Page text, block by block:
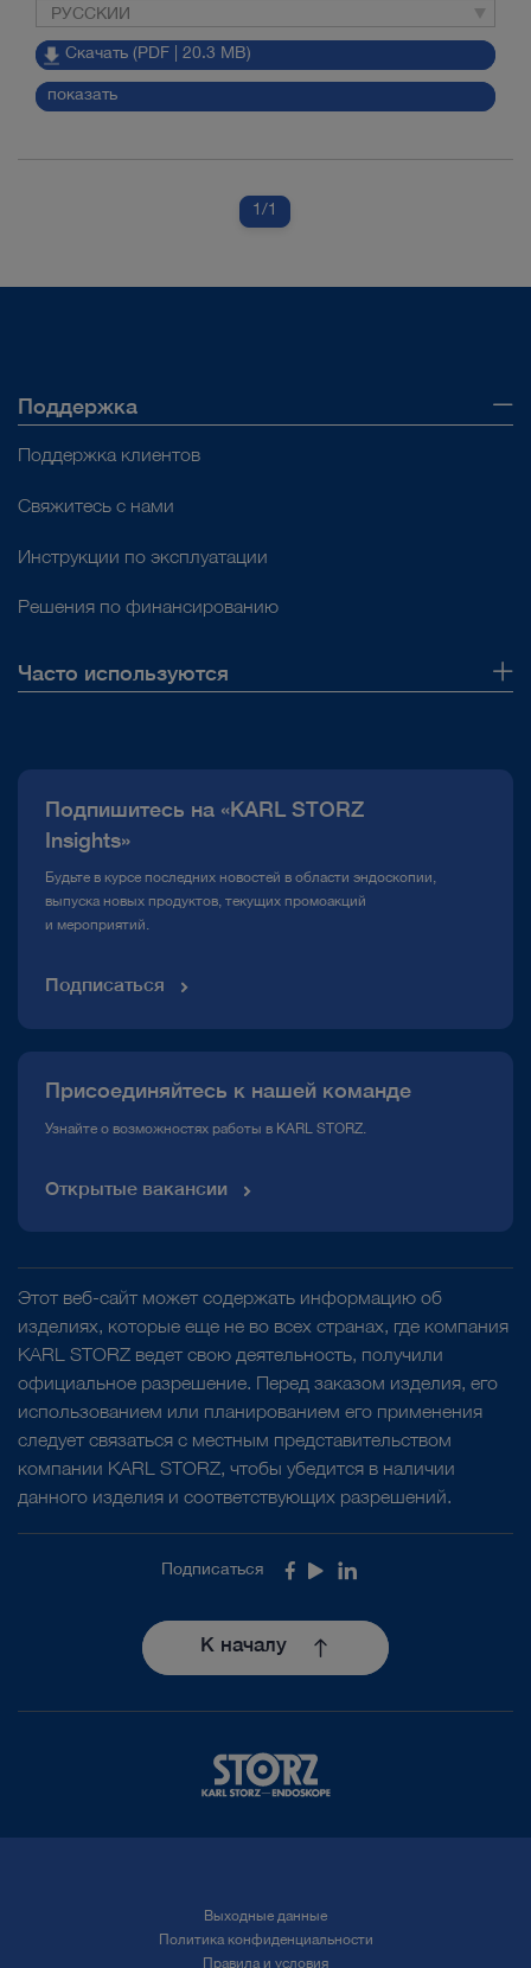
РУССКИЙ
Скачать (PDF | 20.3 MB)
показать
1/1
Поддержка
Поддержка клиентов
Свяжитесь с нами
Инструкции по эксплуатации
Решения по финансированию
Часто используются
Горячая линия по вопросам комплаенс
Медиатека
Подпишитесь на «KARL STORZ
Insights»
Будьте в курсе последних новостей в области эндоскопии,
выпуска новых продуктов, текущих промоакций
и мероприятий.
Подписаться
Присоединяйтесь к нашей команде
Узнайте о возможностях работы в KARL STORZ.
Открытые вакансии
Этот веб-сайт может содержать информацию об
изделиях, которые еще не во всех странах, где компания
KARL STORZ ведет свою деятельность, получили
официальное разрешение. Перед заказом изделия, его
использованием или планированием его применения
следует связаться с местным представительством
компании KARL STORZ, чтобы убедится в наличии
данного изделия и соответствующих разрешений.
Подписаться Facebook
YoutubeLinkedIn
К началу
Выходные данные
Политика конфиденциальности
Правила и условия